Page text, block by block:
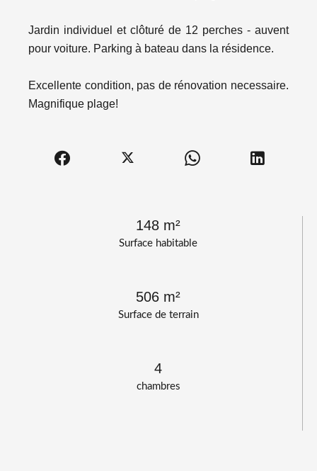
Surface habitable
148 m²
Surface de terrain
506 m²
chambres
4
Jardin individuel et clôturé de 12 perches - auvent
pour voiture. Parking à bateau dans la résidence.
Excellente condition, pas de rénovation necessaire.
Magnifique plage!